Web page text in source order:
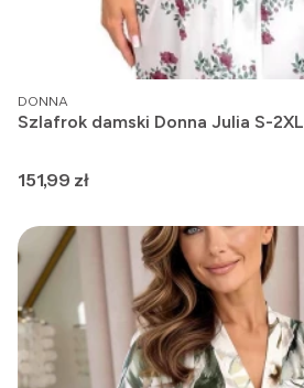
PRODUCENT
DONNA
Szlafrok damski Donna Julia S-2XL
Cena
151,99 zł